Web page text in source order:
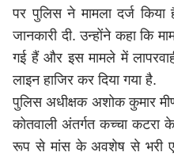
पर पुलिस ने मामला दर्ज किया
जानकारी दी. उन्होंने कहा कि
गई हैं और इस मामले में
लाइन हाजिर कर दिया गया है.
पुलिस अधीक्षक अशोक कुमार
कोतवाली अंतर्गत कच्चा कटरा
रूप से मांस के अवशेष से भरी एक